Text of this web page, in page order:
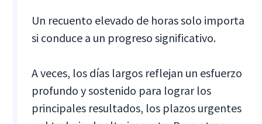
Un recuento elevado de horas solo importa
si conduce a un progreso significativo.
A veces, los días largos reflejan un esfuerzo
profundo y sostenido para lograr los
principales resultados, los plazos urgentes